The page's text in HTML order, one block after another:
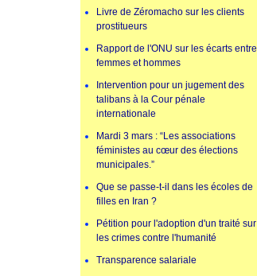
Livre de Zéromacho sur les clients
prostitueurs
Rapport de l'ONU sur les écarts entre
femmes et hommes
Intervention pour un jugement des
talibans à la Cour pénale
internationale
Mardi 3 mars : “Les associations
féministes au cœur des élections
municipales.”
Que se passe-t-il dans les écoles de
filles en Iran ?
Pétition pour l'adoption d'un traité sur
les crimes contre l'humanité
Transparence salariale